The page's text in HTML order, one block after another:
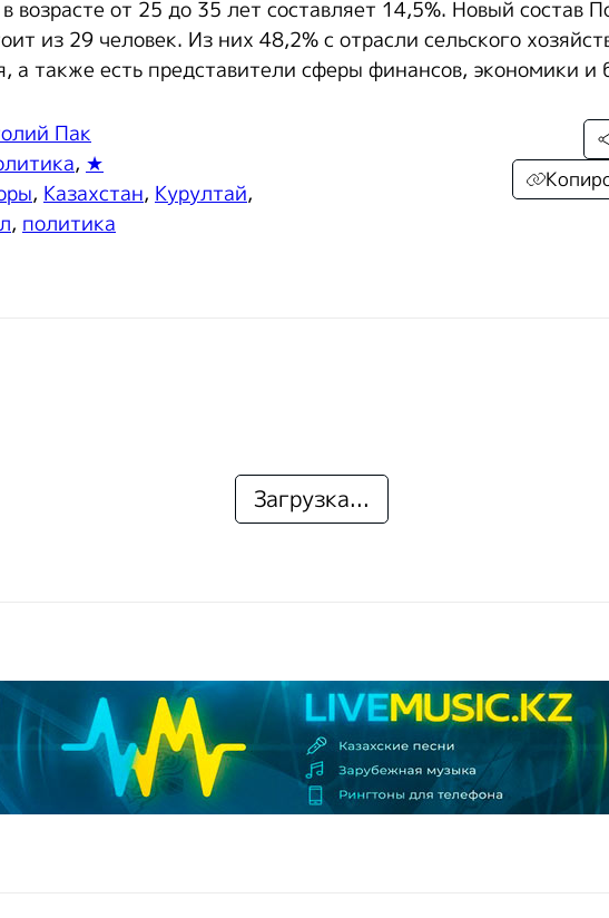
возрасте от 25 до 35 лет составляет 14,5%. Новый состав
из 29 человек. Из них 48,2% с отрасли сельского
а также есть представители сферы финансов, экономики и
Пак
, ★
, Казахстан, Курултай,
, политика
Загрузка...